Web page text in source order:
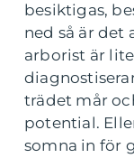
besiktigas,
ned så är det
arborist är
trädet mår
potential.
somna in för